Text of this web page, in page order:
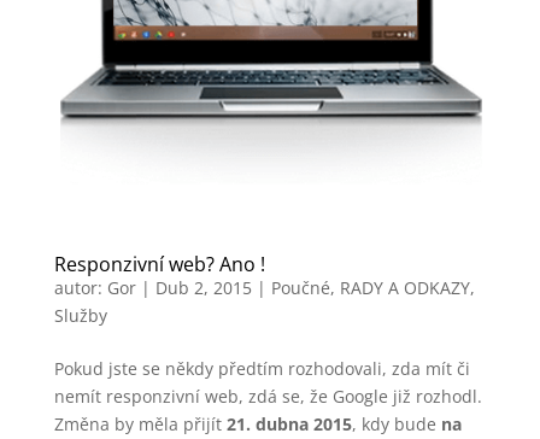
Responzivní web? Ano !
autor: Gor| Dub 2, 2015| Poučné, RADY A ODKAZY,
Služby
Pokud jste se někdy předtím rozhodovali, zda mít či
nemít responzivní web, zdá se, že Google již rozhodl.
Změna by měla přijít 21. dubna 2015, kdy bude na